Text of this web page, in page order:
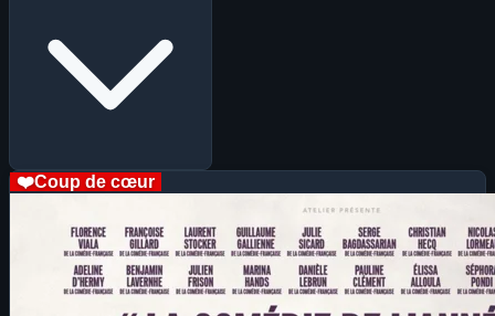
❤️Coup de cœur